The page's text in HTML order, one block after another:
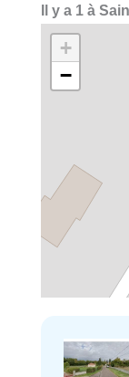
Il y a 1 à
+
−